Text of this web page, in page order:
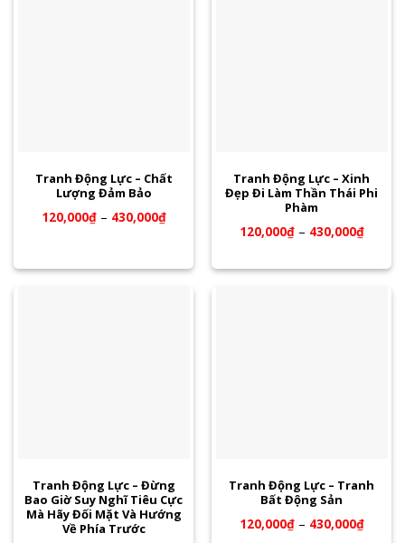
Tranh Động Lực – Chất
Lượng Đảm Bảo
120,000₫– 430,000₫
Tranh Động Lực – Xinh
Đẹp Đi Làm Thần Thái Phi
Phàm
120,000₫– 430,000₫
Tranh Động Lực – Đừng
Bao Giờ Suy Nghĩ Tiêu Cực
Mà Hãy Đối Mặt Và Hướng
Về Phía Trước
Tranh Động Lực – Tranh
Bất Động Sản
120,000₫– 430,000₫